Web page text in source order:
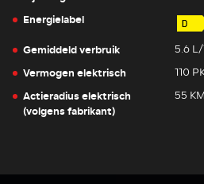
Energielabel
Gemiddeld verbruik
5.6 L/
Vermogen elektrisch 110
Actieradius elektrisch
(volgens fabrikant)
55 KM